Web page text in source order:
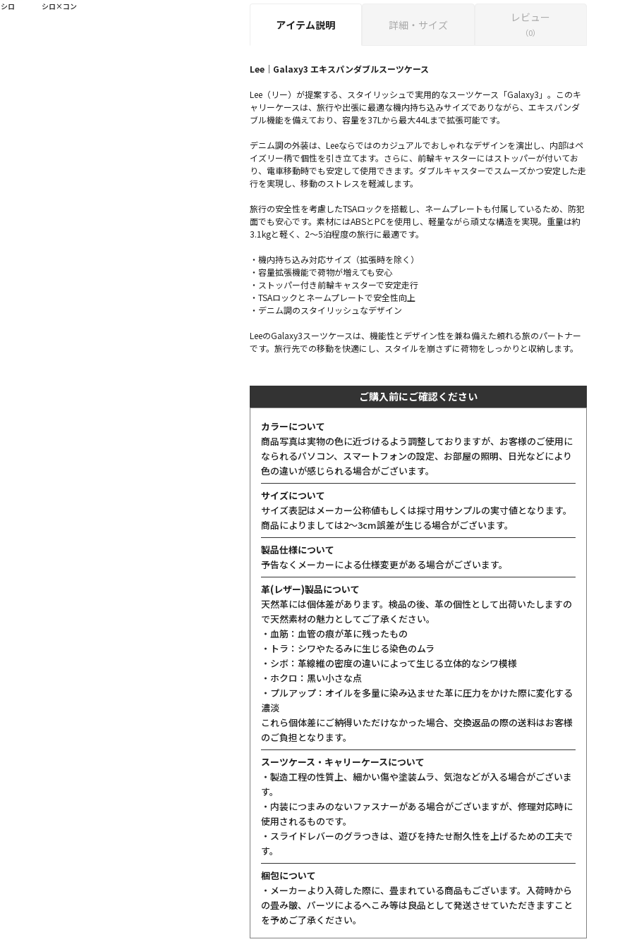
シロ シロ×コン
アイテム説明 詳細・サイズ
レビュー
（0）
Lee｜Galaxy3 エキスパンダブルスーツケース
Lee（リー）が提案する、スタイリッシュで実用的なスーツケース「Galaxy3」。このキ
ャリーケースは、旅行や出張に最適な機内持ち込みサイズでありながら、エキスパンダ
ブル機能を備えており、容量を37Lから最大44Lまで拡張可能です。
デニム調の外装は、Leeならではのカジュアルでおしゃれなデザインを演出し、内部はペ
イズリー柄で個性を引き立てます。さらに、前輪キャスターにはストッパーが付いてお
り、電車移動時でも安定して使用できます。ダブルキャスターでスムーズかつ安定した走
行を実現し、移動のストレスを軽減します。
旅行の安全性を考慮したTSAロックを搭載し、ネームプレートも付属しているため、防犯
面でも安心です。素材にはABSとPCを使用し、軽量ながら頑丈な構造を実現。重量は約
3.1kgと軽く、2～5泊程度の旅行に最適です。
・機内持ち込み対応サイズ（拡張時を除く）
・容量拡張機能で荷物が増えても安心
・ストッパー付き前輪キャスターで安定走行
・TSAロックとネームプレートで安全性向上
・デニム調のスタイリッシュなデザイン
LeeのGalaxy3スーツケースは、機能性とデザイン性を兼ね備えた頼れる旅のパートナー
です。旅行先での移動を快適にし、スタイルを崩さずに荷物をしっかりと収納します。
ご購入前にご確認ください
カラーについて
商品写真は実物の色に近づけるよう調整しておりますが、お客様のご使用に
なられるパソコン、スマートフォンの設定、お部屋の照明、日光などにより
色の違いが感じられる場合がございます。
サイズについて
サイズ表記はメーカー公称値もしくは採寸用サンプルの実寸値となります。
商品によりましては2〜3cm誤差が生じる場合がございます。
製品仕様について
予告なくメーカーによる仕様変更がある場合がございます。
革(レザー)製品について
天然革には個体差があります。検品の後、革の個性として出荷いたしますの
で天然素材の魅力としてご了承ください。
・血筋：血管の痕が革に残ったもの
・トラ：シワやたるみに生じる染色のムラ
・シボ：革線維の密度の違いによって生じる立体的なシワ模様
・ホクロ：黒い小さな点
・プルアップ：オイルを多量に染み込ませた革に圧力をかけた際に変化する
濃淡
これら個体差にご納得いただけなかった場合、交換返品の際の送料はお客様
のご負担となります。
スーツケース・キャリーケースについて
・製造工程の性質上、細かい傷や塗装ムラ、気泡などが入る場合がございま
す。
・内装につまみのないファスナーがある場合がございますが、修理対応時に
使用されるものです。
・スライドレバーのグラつきは、遊びを持たせ耐久性を上げるための工夫で
す。
梱包について
・メーカーより入荷した際に、畳まれている商品もございます。入荷時から
の畳み皺、パーツによるへこみ等は良品として発送させていただきますこと
を予めご了承ください。